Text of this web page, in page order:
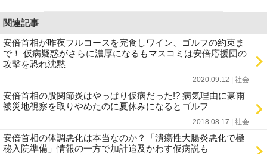
関連記事
安倍首相が昨夜フルコースを完食しワイン、ゴルフの約束ま
で！ 仮病疑惑がさらに濃厚になるもマスコミは安倍応援団の
攻撃を恐れ沈黙
2020.09.12 | 社会
安倍首相の股関節炎はやっぱり仮病だった!? 病気理由に豪雨
被災地視察を取りやめたのに夏休みになるとゴルフ
2018.08.17 | 社会
安倍首相の体調悪化は本当なのか？「潰瘍性大腸炎悪化で極
秘入院準備」情報の一方で加計追及かわす仮病説も